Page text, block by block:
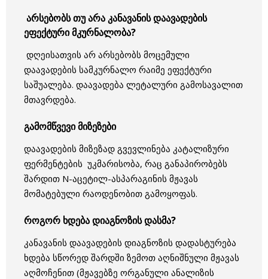
არსებობს თუ არა კანავანის დაავადების
ეფექტური მკურნალობა?
დღეისათვის არ არსებობს მოცემული
დაავადების სამკურნალო რაიმე ეფექტური
საშუალება. დაავადება ლეტალური გამოსავალით
მთავრდება.
გამომწვევი მიზეზები
დაავადების მიზეზად გვევლინება კატალიზური
ფერმენტების უკმარისობა, რაც განაპირობებს
შარდით N-აცეტილ-ასპარაგინის მჟავას
მომატებული რაოდენობით გამოყოფას.
როგორ ხდება დიაგნოზის დასმა?
კანავანის დაავადების დიაგნოზის დადასტურება
ხდება სწორედ შარდში ზემოთ აღნიშნული მჟავას
აღმოჩენით (მჟავებზე ორგანული ანალიზის